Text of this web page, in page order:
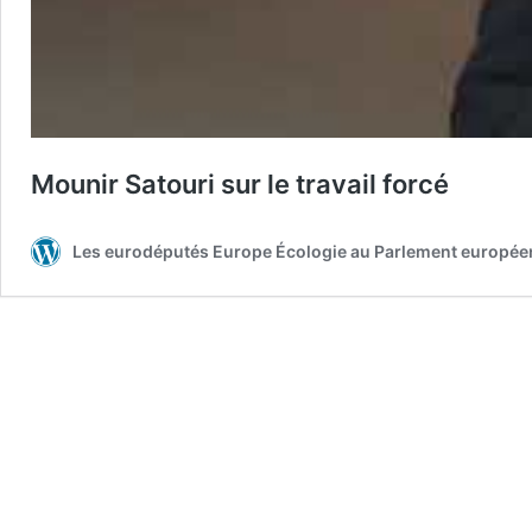
Mounir Satouri sur le travail forcé
Les eurodéputés Europe Écologie au Parlement